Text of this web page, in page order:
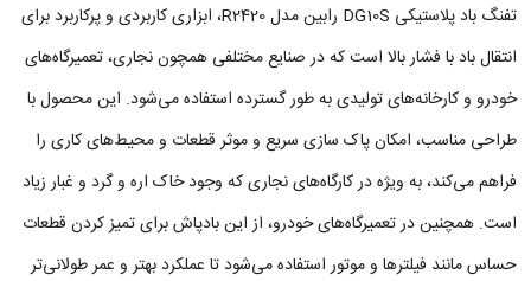
تفنگ باد پلاستیکی DG10S رابین مدل R2420، ابزاری کاربردی و پرکاربرد برای
انتقال باد با فشار بالا است که در صنایع مختلفی همچون نجاری، تعمیرگاه‌های
خودرو و کارخانه‌های تولیدی به طور گسترده استفاده می‌شود. این محصول با
طراحی مناسب، امکان پاک‌ سازی سریع و موثر قطعات و محیط‌های کاری را
فراهم می‌کند، به‌ ویژه در کارگاه‌های نجاری که وجود خاک اره و گرد و غبار زیاد
است. همچنین در تعمیرگاه‌های خودرو، از این بادپاش برای تمیز کردن قطعات
حساس مانند فیلترها و موتور استفاده می‌شود تا عملکرد بهتر و عمر طولانی‌تر